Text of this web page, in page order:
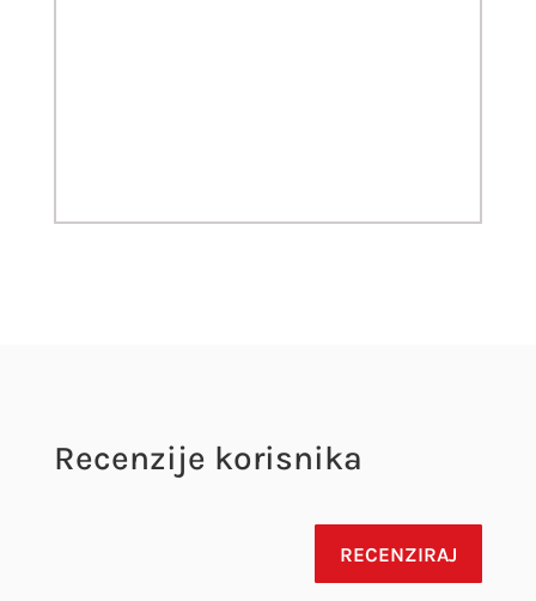
Recenzije korisnika
RECENZIRAJ